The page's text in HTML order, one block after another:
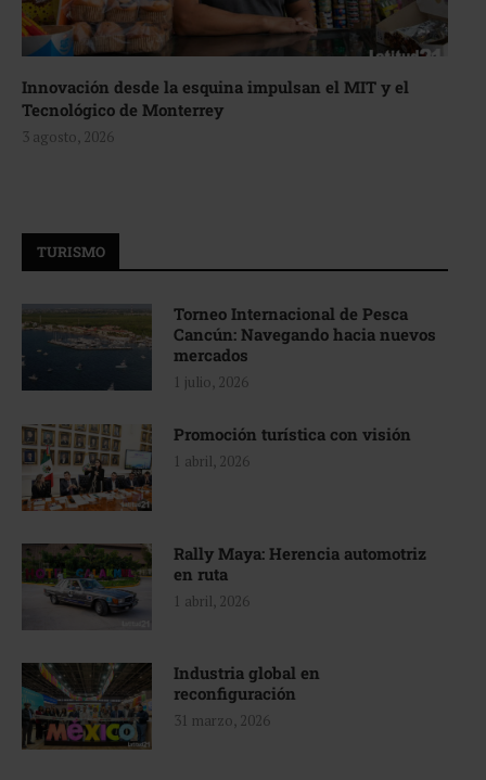
Innovación desde la esquina impulsan el MIT y el
Tecnológico de Monterrey
3 agosto, 2026
TURISMO
Torneo Internacional de Pesca
Cancún: Navegando hacia nuevos
mercados
1 julio, 2026
Promoción turística con visión
1 abril, 2026
Rally Maya: Herencia automotriz
en ruta
1 abril, 2026
Industria global en
reconfiguración
31 marzo, 2026